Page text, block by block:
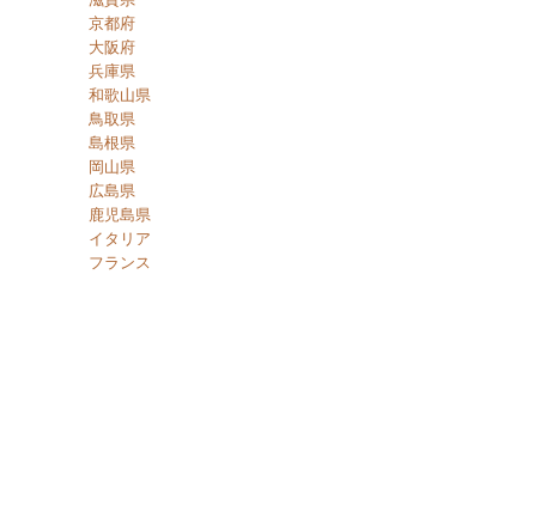
京都府
大阪府
兵庫県
和歌山県
鳥取県
島根県
岡山県
広島県
鹿児島県
イタリア
フランス